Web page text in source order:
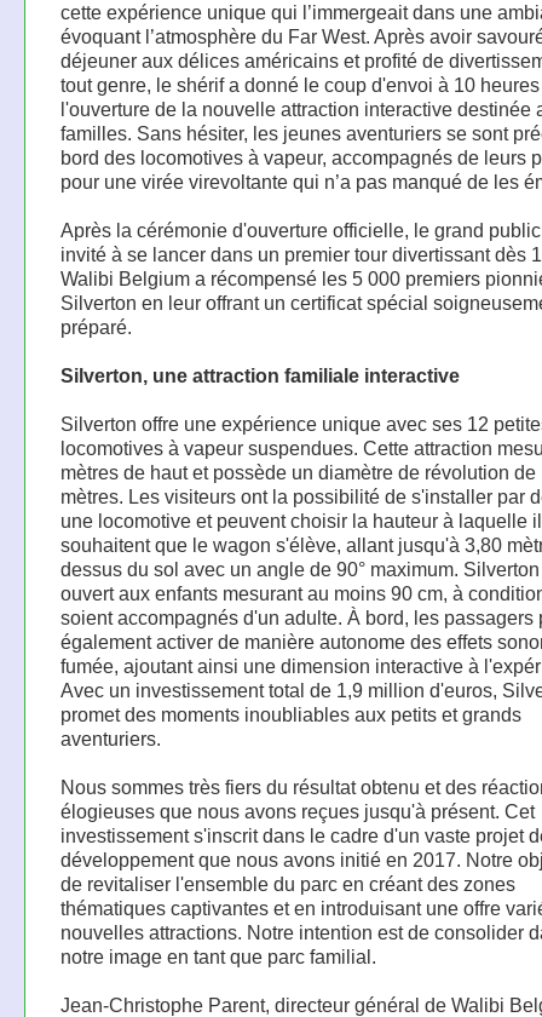
cette expérience unique qui l’immergeait dans une
évoquant l’atmosphère du Far West. Après avoir
déjeuner aux délices américains et profité de
tout genre, le shérif a donné le coup d'envoi à 10
l'ouverture de la nouvelle attraction interactive destinée
familles. Sans hésiter, les jeunes aventuriers se sont
bord des locomotives à vapeur, accompagnés de leurs
pour une virée virevoltante qui n’a pas manqué de les
Après la cérémonie d'ouverture officielle, le grand
invité à se lancer dans un premier tour divertissant dès
Walibi Belgium a récompensé les 5 000 premiers
Silverton en leur offrant un certificat spécial
préparé.
Silverton, une attraction familiale interactive
Silverton offre une expérience unique avec ses 12
locomotives à vapeur suspendues. Cette attraction
mètres de haut et possède un diamètre de révolution de
mètres. Les visiteurs ont la possibilité de s'installer par
une locomotive et peuvent choisir la hauteur à laquelle
souhaitent que le wagon s'élève, allant jusqu'à 3,80
dessus du sol avec un angle de 90° maximum.
ouvert aux enfants mesurant au moins 90 cm, à
soient accompagnés d'un adulte. À bord, les passagers
également activer de manière autonome des effets
fumée, ajoutant ainsi une dimension interactive à
Avec un investissement total de 1,9 million d'euros,
promet des moments inoubliables aux petits et grands
aventuriers.
Nous sommes très fiers du résultat obtenu et des
élogieuses que nous avons reçues jusqu'à présent. Cet
investissement s'inscrit dans le cadre d'un vaste projet
développement que nous avons initié en 2017. Notre
de revitaliser l'ensemble du parc en créant des zones
thématiques captivantes et en introduisant une offre
nouvelles attractions. Notre intention est de consolider
notre image en tant que parc familial.
​Jean-Christophe Parent, directeur général de Walibi